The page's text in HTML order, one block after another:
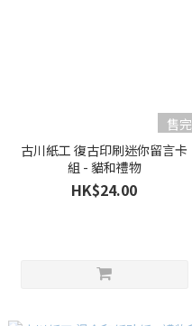
售完
古川紙工 復古印刷迷你留言卡
組 - 貓和禮物
HK$24.00